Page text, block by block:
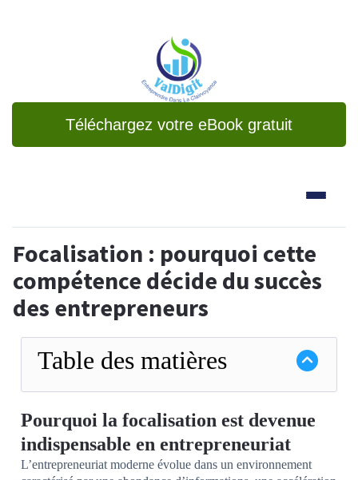
Téléchargez votre eBook gratuit
Focalisation : pourquoi cette
compétence décide du succès
des entrepreneurs
Table des matières
Pourquoi la focalisation est devenue
indispensable en entrepreneuriat
L’entrepreneuriat moderne évolue dans un environnement